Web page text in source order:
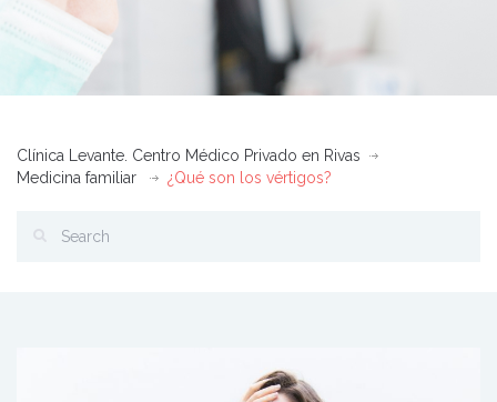
Clínica Levante. Centro Médico Privado en Rivas
Medicina familiar
¿Qué son los vértigos?